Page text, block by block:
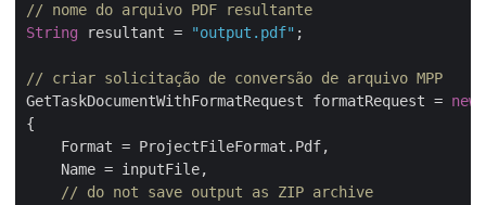
// nome do arquivo PDF resultante
String resultant = "output.pdf" ;
// criar solicitação de conversão de arquivo MPP
GetTaskDocumentWithFormatRequest formatRequest = new
{
    Format = ProjectFileFormat.Pdf,
    Name = inputFile,
// do not save output as ZIP archive